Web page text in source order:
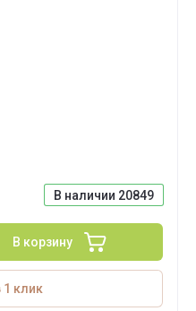
В наличии 20849
В корзину
1 клик